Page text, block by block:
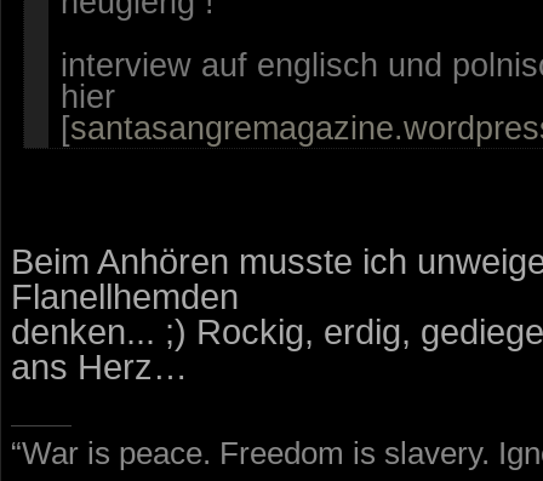
interview auf englisch und
hier
[
Beim Anhören musste ich
Flanellhemden
denken... ;) Rockig, erdig,
ans Herz…
“War is peace. Freedom is slavery.